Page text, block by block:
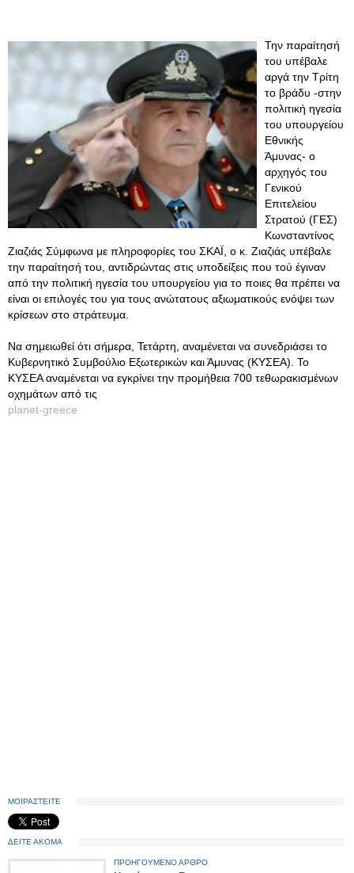
Την παραίτησή
του υπέβαλε
αργά την Τρίτη
το βράδυ -στην
πολιτική ηγεσία
του υπουργείου
Εθνικής
Άμυνας- ο
αρχηγός του
Γενικού
Επιτελείου
Στρατού (ΓΕΣ)
Κωνσταντίνος
Ζιαζιάς Σύμφωνα με πληροφορίες του ΣΚΑΪ, ο κ. Ζιαζιάς υπέβαλε
την παραίτησή του, αντιδρώντας στις υποδείξεις που τού έγιναν
από την πολιτική ηγεσία του υπουργείου για το ποιες θα πρέπει να
είναι οι επιλογές του για τους ανώτατους αξιωματικούς ενόψει των
κρίσεων στο στράτευμα.
Να σημειωθεί ότι σήμερα, Τετάρτη, αναμένεται να συνεδριάσει το
Κυβερνητικό Συμβούλιο Εξωτερικών και Άμυνας (ΚΥΣΕΑ). Το
ΚΥΣΕΑ αναμένεται να εγκρίνει την προμήθεια 700 τεθωρακισμένων
οχημάτων από τις
planet-greece
ΜΟΙΡΑΣΤΕΙΤΕ
ΔΕΙΤΕ ΑΚΟΜΑ
ΠΡΟΗΓΟΥΜΕΝΟ ΑΡΘΡΟ